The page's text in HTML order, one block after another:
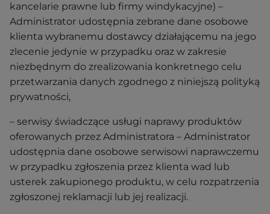
kancelarie prawne lub firmy windykacyjne) –
Administrator udostępnia zebrane dane osobowe
klienta wybranemu dostawcy działającemu na jego
zlecenie jedynie w przypadku oraz w zakresie
niezbędnym do zrealizowania konkretnego celu
przetwarzania danych zgodnego z niniejszą polityką
prywatności,
– serwisy świadczące usługi naprawy produktów
oferowanych przez Administratora – Administrator
udostępnia dane osobowe serwisowi naprawczemu
w przypadku zgłoszenia przez klienta wad lub
usterek zakupionego produktu, w celu rozpatrzenia
zgłoszonej reklamacji lub jej realizacji.